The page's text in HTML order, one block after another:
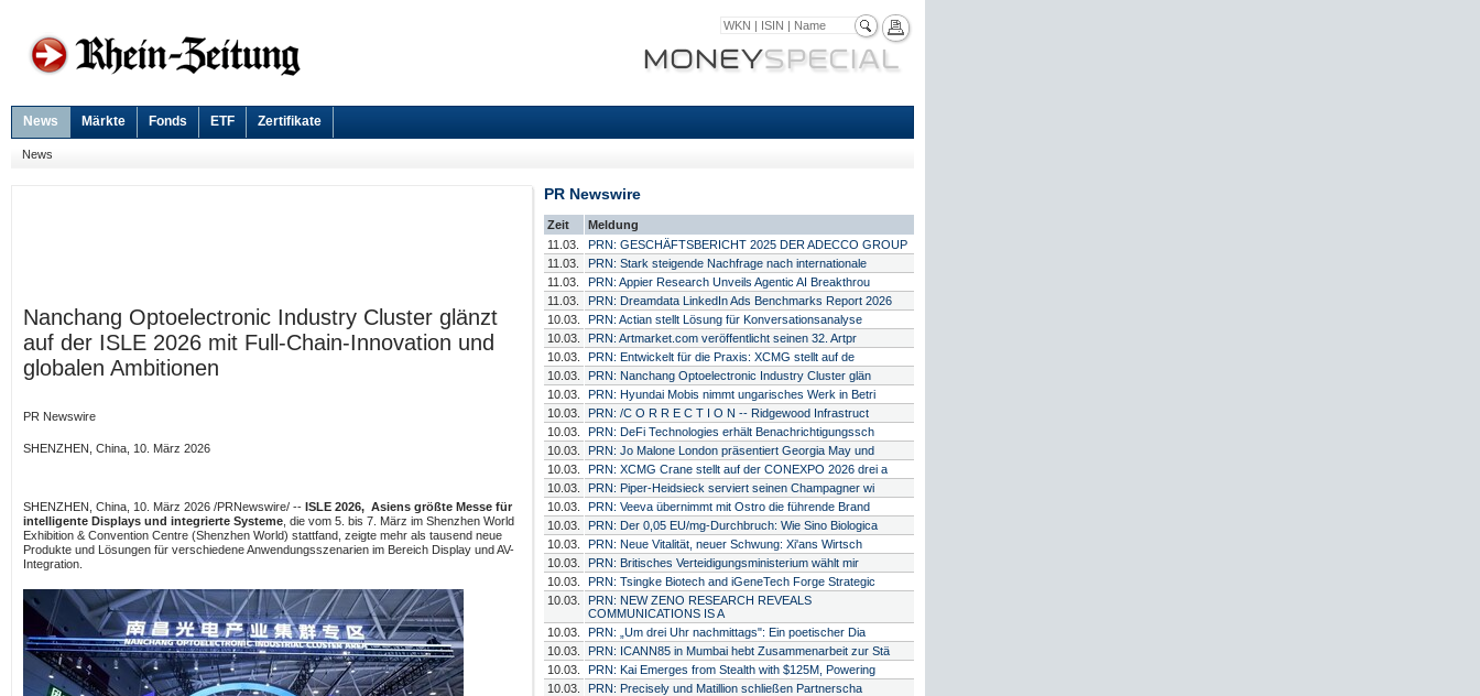
News Märkte Fonds ETF Zertifikate
News
Nanchang Optoelectronic Industry Cluster glänzt
auf der ISLE 2026 mit Full-Chain-Innovation und
globalen Ambitionen
PR Newswire
SHENZHEN, China, 10. März 2026
SHENZHEN, China 10. März 2026 /PRNewswire/ -- ISLE 2026, Asiens größte Messe für
intelligente Displays und integrierte Systeme , die vom 5. bis 7. März im Shenzhen World
Exhibition & Convention Centre (Shenzhen World) stattfand, zeigte mehr als tausend neue
Produkte und Lösungen für verschiedene Anwendungsszenarien im Bereich Display und AV-
Integration.
PR Newswire
Zeit
Meldung
11.03.
PRN: GESCHÄFTSBERICHT 2025 DER ADECCO GROUP
11.03.
PRN: Stark steigende Nachfrage nach internationale
11.03.
PRN: Appier Research Unveils Agentic AI Breakthrou
11.03.
PRN: Dreamdata LinkedIn Ads Benchmarks Report 2026
10.03.
PRN: Actian stellt Lösung für Konversationsanalyse
10.03.
PRN: Artmarket.com veröffentlicht seinen 32. Artpr
10.03.
PRN: Entwickelt für die Praxis: XCMG stellt auf de
10.03.
PRN: Nanchang Optoelectronic Industry Cluster glän
10.03.
PRN: Hyundai Mobis nimmt ungarisches Werk in Betri
10.03.
PRN: /C O R R E C T I O N -- Ridgewood Infrastruct
10.03.
PRN: DeFi Technologies erhält Benachrichtigungssch
10.03.
PRN: Jo Malone London präsentiert Georgia May und
10.03.
PRN: XCMG Crane stellt auf der CONEXPO 2026 drei a
10.03.
PRN: Piper-Heidsieck serviert seinen Champagner wi
10.03.
PRN: Veeva übernimmt mit Ostro die führende Brand
10.03.
PRN: Der 0,05 EU/mg-Durchbruch: Wie Sino Biologica
10.03.
PRN: Neue Vitalität, neuer Schwung: Xi'ans Wirtsch
10.03.
PRN: Britisches Verteidigungsministerium wählt mir
10.03.
PRN: Tsingke Biotech and iGeneTech Forge Strategic
10.03.
PRN: NEW ZENO RESEARCH REVEALS
COMMUNICATIONS IS A
10.03.
PRN: „Um drei Uhr nachmittags": Ein poetischer Dia
10.03.
PRN: ICANN85 in Mumbai hebt Zusammenarbeit zur Stä
10.03.
PRN: Kai Emerges from Stealth with $125M, Powering
10.03.
PRN: Precisely und Matillion schließen Partnerscha